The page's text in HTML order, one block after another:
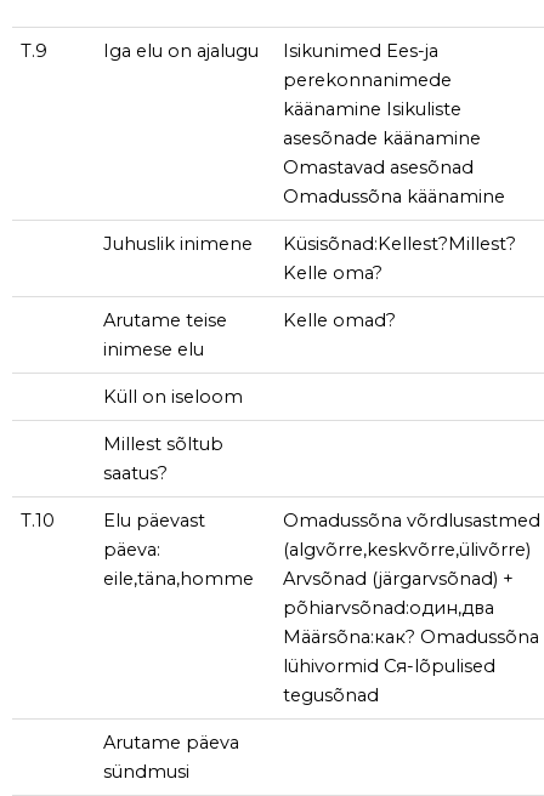
T.9 Iga elu on ajalugu
Isikunimed Ees-ja
perekonnanimede
käänamine Isikuliste
asesõnade käänamine
Omastavad asesõnad
Omadussõna käänamine
Juhuslik inimene
Küsisõnad:Kellest?Millest?
Kelle oma?
Arutame teise
inimese elu
Kelle omad?
Küll on iseloom
Millest sõltub
saatus?
T.10
Elu päevast
päeva:
eile,täna,homme
Omadussõna võrdlusastmed
(algvõrre,keskvõrre,ülivõrre)
Arvsõnad (järgarvsõnad) +
põhiarvsõnad:один,два
Määrsõna:как? Omadussõna
lühivormid Ся-lõpulised
tegusõnad
Arutame päeva
sündmusi